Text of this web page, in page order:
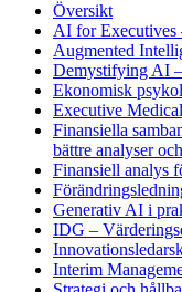
Översikt
AI for Executives
Augmented
Demystifying AI
Ekonomisk
Executive
Finansiella
bättre analyser
Finansiell analys
Generativ AI i
IDG –
Interim